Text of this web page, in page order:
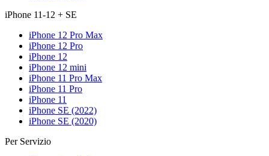
iPhone 11-12 + SE
iPhone 12 Pro Max
iPhone 12 Pro
iPhone 12
iPhone 12 mini
iPhone 11 Pro Max
iPhone 11 Pro
iPhone 11
iPhone SE (2022)
iPhone SE (2020)
Per Servizio